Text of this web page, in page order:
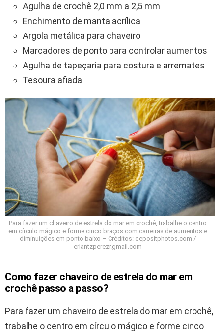
Agulha de crochê 2,0 mm a 2,5 mm
Enchimento de manta acrílica
Argola metálica para chaveiro
Marcadores de ponto para controlar aumentos
Agulha de tapeçaria para costura e arremates
Tesoura afiada
Para fazer um chaveiro de estrela do mar em crochê, trabalhe o centro
em círculo mágico e forme cinco braços com carreiras de aumentos e
diminuições em ponto baixo – Créditos: depositphotos.com /
erlantzperezr.gmail.com
Como fazer chaveiro de estrela do mar em
crochê passo a passo?
Para fazer um chaveiro de estrela do mar em crochê,
trabalhe o centro em círculo mágico e forme cinco